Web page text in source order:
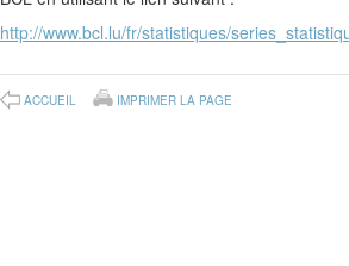
http://www.bcl.lu/fr/statistiques/
ACCUEIL IMPRIMER LA PAGE